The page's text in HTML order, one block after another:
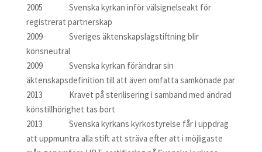
2005 Svenska kyrkan inför välsignelseakt för
registrerat partnerskap
2009 Sveriges äktenskapslagstiftning blir
könsneutral
2009 Svenska kyrkan förändrar sin
äktenskapsdefinition till att även omfatta samkönade par
2013 Kravet på sterilisering i samband med ändrad
könstillhörighet tas bort
2013 Svenska kyrkans kyrkostyrelse får i uppdrag
att uppmuntra alla stift att sträva efter att i möjligaste